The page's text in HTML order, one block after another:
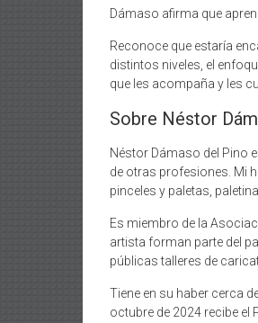
Dámaso afirma que
Reconoce que estaría
distintos niveles, el
que les acompaña y les
Sobre Néstor
Néstor Dámaso del Pino
de otras profesiones. Mi
pinceles y paletas,
Es miembro de la
artista forman parte del
públicas talleres de
Tiene en su haber cerca
octubre de 2024 recibe el